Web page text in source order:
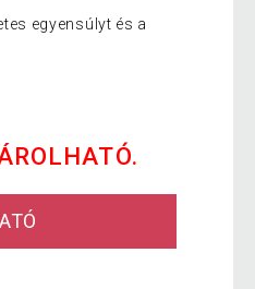
egyensúlyt és a